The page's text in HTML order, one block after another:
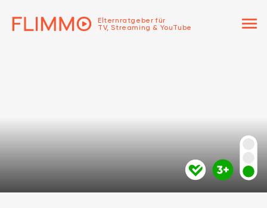
Elternratgeber für
TV, Streaming & YouTube
menu